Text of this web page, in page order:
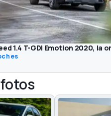
1.4 T-GDI Emotion 2020, la